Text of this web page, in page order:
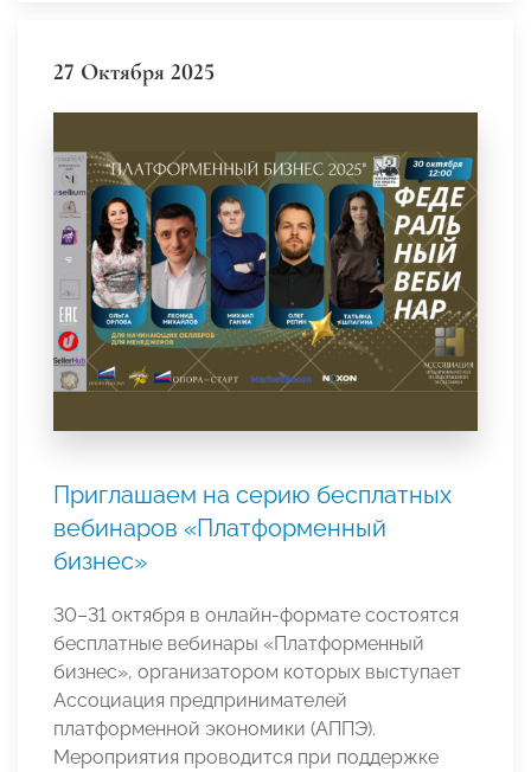
27 Октября 2025
Приглашаем на серию бесплатных
вебинаров «Платформенный
бизнес»
30–31 октября в онлайн-формате состоятся
бесплатные вебинары «Платформенный
бизнес», организатором которых выступает
Ассоциация предпринимателей
платформенной экономики (АППЭ).
Мероприятия проводится при поддержке